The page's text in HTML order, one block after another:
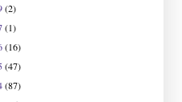
(2)
(1)
(16)
(47)
(87)